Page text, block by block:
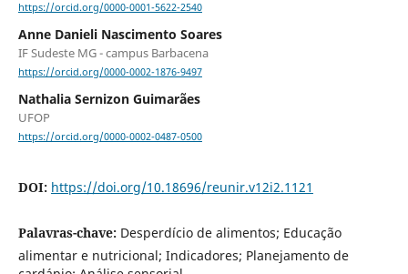
https://orcid.org/0000-0001-5622-2540
Anne Danieli Nascimento Soares
IF Sudeste MG - campus Barbacena
https://orcid.org/0000-0002-1876-9497
Nathalia Sernizon Guimarães
UFOP
https://orcid.org/0000-0002-0487-0500
DOI: https://doi.org/10.18696/reunir.v12i2.1121
Palavras-chave: Desperdício de alimentos; Educação
alimentar e nutricional; Indicadores; Planejamento de